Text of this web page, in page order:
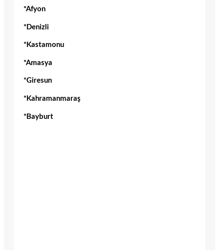
*Afyon
*Denizli
*Kastamonu
*Amasya
*Giresun
*Kahramanmaraş
*Bayburt